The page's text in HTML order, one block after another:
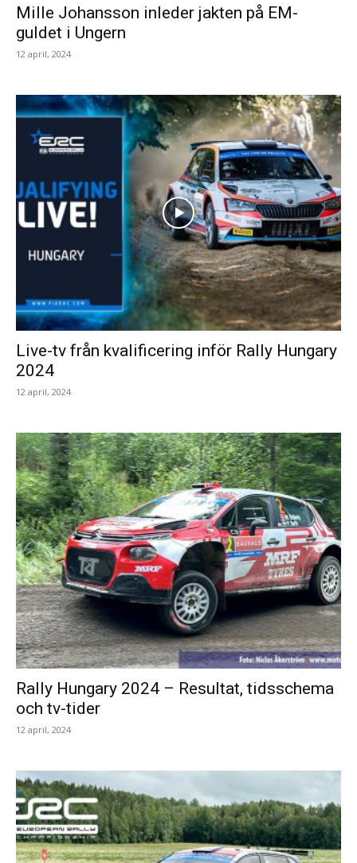
Mille Johansson inleder jakten på EM-
guldet i Ungern
12 april, 2024
Live-tv från kvalificering inför Rally Hungary
2024
12 april, 2024
Rally Hungary 2024 – Resultat, tidsschema
och tv-tider
12 april, 2024